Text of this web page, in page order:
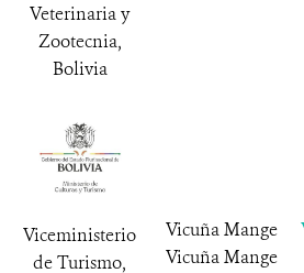
Veterinaria y
Zootecnia,
Bolivia
Viceministerio
de Turismo,
Vicuña Mange
Vicuña Mange